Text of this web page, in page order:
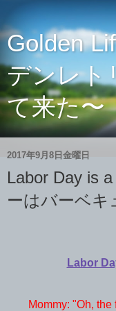
Golden
デンレト
て来た〜
2017年9月8日金曜日
Labor Day is
ーはバーベキ
Labor
Mommy: "Oh,